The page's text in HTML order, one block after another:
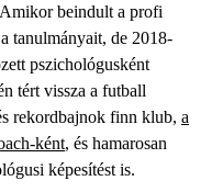
beindult a profi
tanulmányait, de 2018-
pszichológusként
tért vissza a futball
rekordbajnok finn klub, a
ként, és hamarosan
képesítést is.